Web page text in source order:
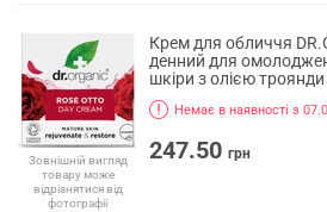
Зовнішній вигляд
товару може
відрізнятися від
фотографії
Крем для обличчя
денний для
шкіри з олією
Немає в наявності з
247.50 грн